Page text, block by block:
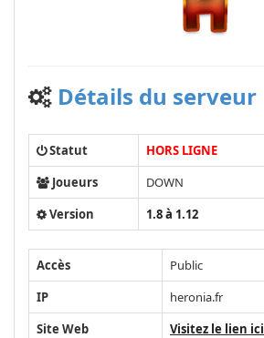
Détails du serveur
Statut
HORS LIGNE
Joueurs
DOWN
Version
1.8 à 1.12
Accès
Public
IP
heronia.fr
Site Web
Visitez le lien ici